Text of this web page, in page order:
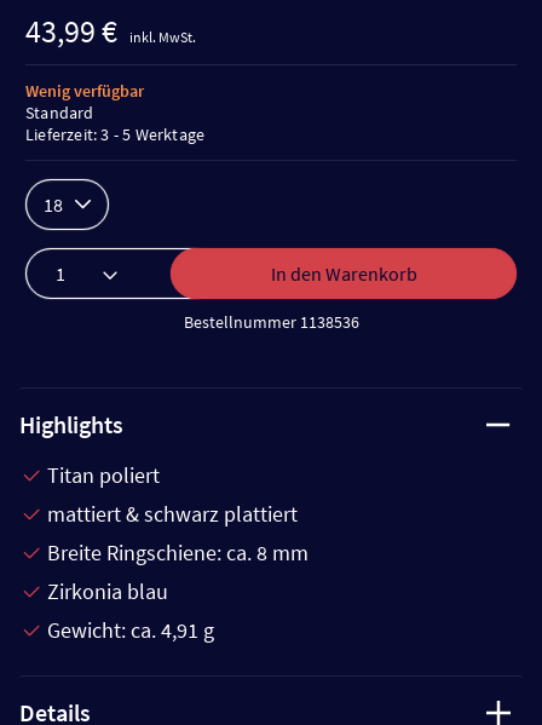
43,99 € inkl. MwSt.
18
In den Warenkorb
Bestellnummer 1138536
Wenig verfügbar
Standard
Lieferzeit: 3 - 5 Werktage
Highlights
Titan poliert
mattiert & schwarz plattiert
Breite Ringschiene: ca. 8 mm
Zirkonia blau
Gewicht: ca. 4,91 g
Details